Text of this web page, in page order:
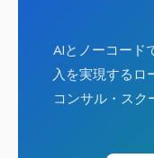
AIとノーコード
入を実現するロ
コンサル・ス